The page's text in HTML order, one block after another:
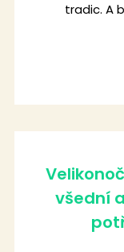
tradic. A
všední